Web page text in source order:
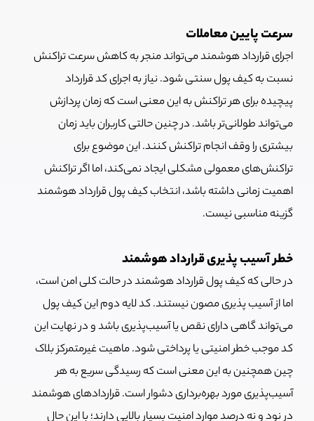
سرعت پایین معاملات
اجرای قرارداد هوشمند می‌تواند منجر به کاهش سرعت تراکنش
نسبت به کیف پول سنتی شود. نیاز به اجرای کد قرارداد
پیچیده برای هر تراکنش به این معنی است که زمان پردازش
می‌تواند طولانی‌تر باشد. در چنین حالتی کاربران باید زمان
بیشتری را وقف انجام تراکنش کنند. این موضوع برای
تراکنش‌های معمولی مشکلی ایجاد نمی‌کند، اما اگر تراکنش
اهمیت زمانی داشته باشد، انتخاب کیف پول قرارداد هوشمند
گزینه مناسبی نیست.
خطر آسیب پذیری قرارداد هوشمند
در حالی که کیف پول قرارداد هوشمند در حالت کلی امن است،
اما از آسیب پذیری مصون نیستند. کد لایه دوم این کیف پول‌
می‌تواند گاهی دارای نقص یا آسیب‌پذیری باشد و در نهایت این
کد موجب خطر امنیتی یا پرداختی شود. ماهیت غیرمتمرکز بلاک
چین همچنین به این معنی است که رسیدگی سریع به هر
آسیب‌پذیری مورد بهره‌برداری دشوار است. قراردادهای هوشمند
در نود و نه درصد موارد امنیت بسیار بالایی دارند؛ با این حال